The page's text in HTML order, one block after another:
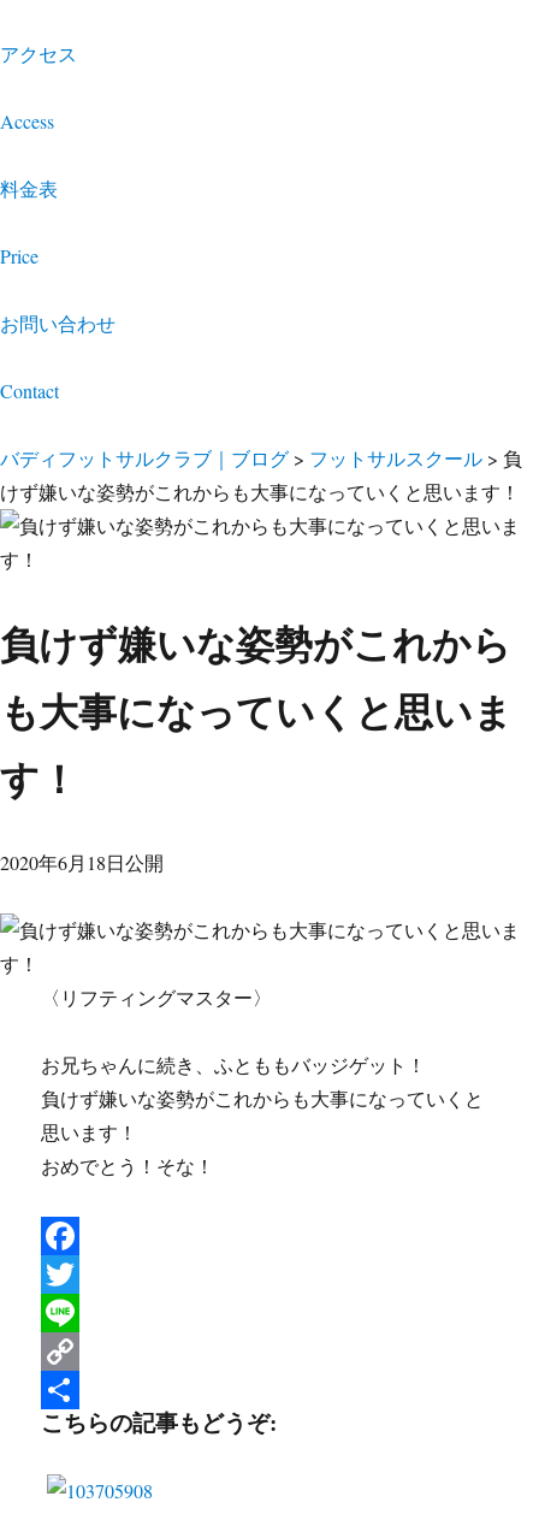
アクセス
Access
料金表
Price
お問い合わせ
Contact
バディフットサルクラブ｜ブログ > フットサルスクール > 負
けず嫌いな姿勢がこれからも大事になっていくと思います！
負けず嫌いな姿勢がこれから
も大事になっていくと思いま
す！
2020年6月18日公開
〈リフティングマスター〉
お兄ちゃんに続き、ふとももバッジゲット！
負けず嫌いな姿勢がこれからも大事になっていくと
思います！
おめでとう！そな！
F
a
c
e
b
T
w
t
L
n
C
o
共
こちらの記事もどうぞ: